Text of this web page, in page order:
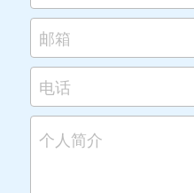
邮箱
电话
个人简介